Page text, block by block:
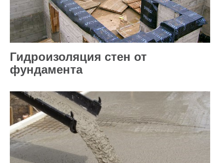
Гидроизоляция стен от
фундамента